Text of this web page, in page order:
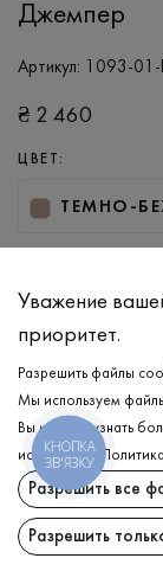
Джемпер
Артикул: 1093-01-
₴ 2 460
ЦВЕТ:
ТЕМНО-
L/XL S/M
Джемпер
ОПИСАНИЕ
Уважение
приоритет.
Разрешить файлы
Мы используем
Вы можете узнать
используем.
Разрешить все
Разрешить
КНОПКА
ЗВ'ЯЗКУ